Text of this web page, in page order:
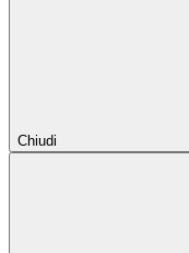
Chiudi